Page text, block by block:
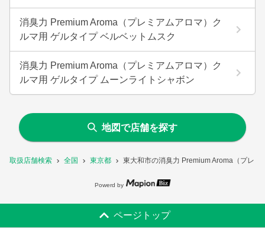
取扱店舗検索 全国 東京都 東大和市の消臭力 Premium Aroma（プレ
消臭力 Premium Aroma（プレミアムアロマ）ク
ルマ用 ゲルタイプ ベルベットムスク
消臭力 Premium Aroma（プレミアムアロマ）ク
ルマ用 ゲルタイプ ムーンライトシャボン
地図で店舗を探す
Powerd by
ページトップ